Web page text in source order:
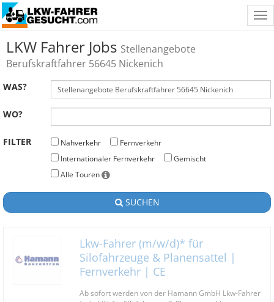
LKW Fahrer Jobs Stellenangebote
Berufskraftfahrer 56645 Nickenich
WAS?
WO?
FILTER Nahverkehr
Fernverkehr
Internationaler Fernverkehr
Gemischt
Alle Touren
SUCHEN
Lkw-Fahrer (m/w/d)* für
Silofahrzeuge & Planensattel |
Fernverkehr | CE
Ab sofort werden von der Hamann GmbH Lkw-Fahrer